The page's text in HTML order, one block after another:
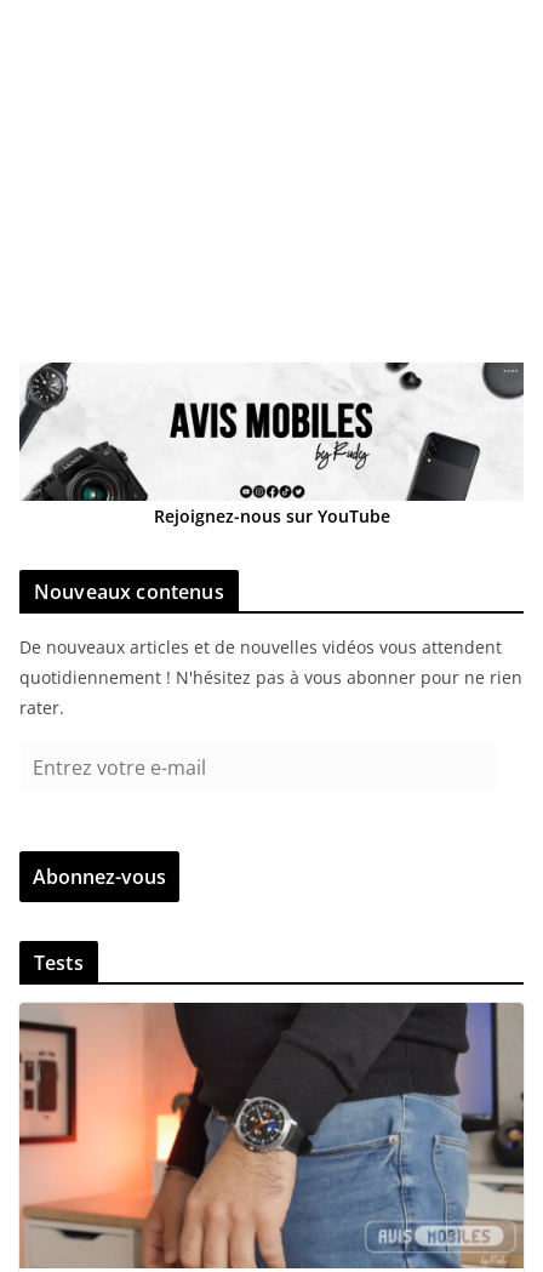
Rejoignez-nous sur YouTube
Nouveaux contenus
De nouveaux articles et de nouvelles vidéos vous attendent
quotidiennement ! N'hésitez pas à vous abonner pour ne rien
rater.
r
z
v
t
r
e
e
m
i
Abonnez-vous
Tests